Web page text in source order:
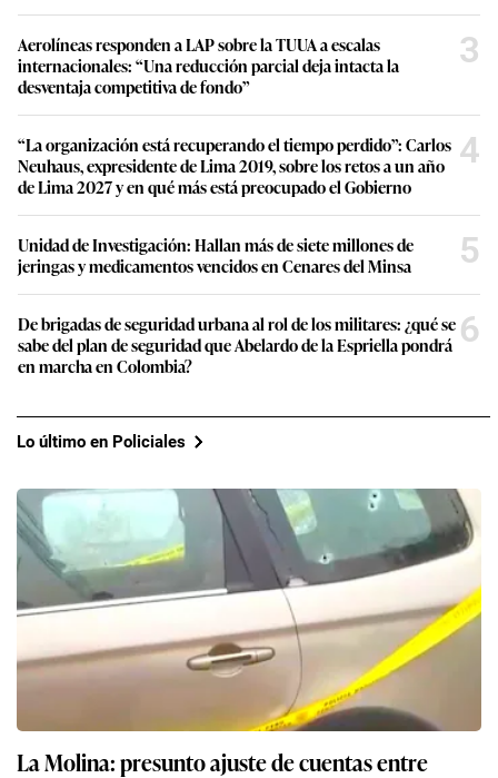
Aerolíneas responden a LAP sobre la TUUA a escalas
internacionales: “Una reducción parcial deja intacta la
desventaja competitiva de fondo”
3
“La organización está recuperando el tiempo perdido”: Carlos
Neuhaus, expresidente de Lima 2019, sobre los retos a un año
de Lima 2027 y en qué más está preocupado el Gobierno
4
Unidad de Investigación: Hallan más de siete millones de
jeringas y medicamentos vencidos en Cenares del Minsa
5
De brigadas de seguridad urbana al rol de los militares: ¿qué se
sabe del plan de seguridad que Abelardo de la Espriella pondrá
en marcha en Colombia?
6
Lo último en Policiales
La Molina: presunto ajuste de cuentas entre